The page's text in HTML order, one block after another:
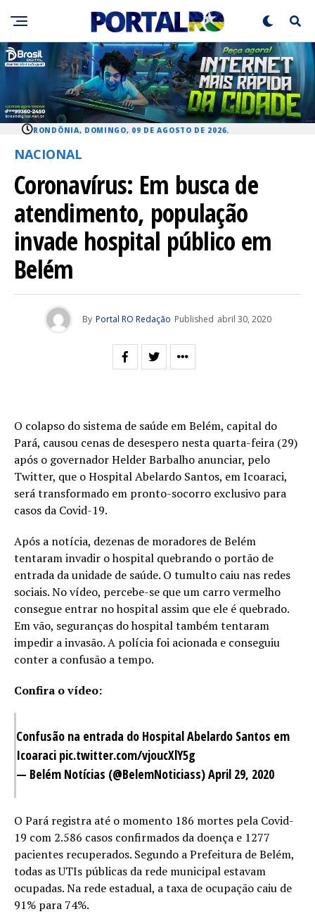
RONDÔNIA, DOMINGO, 09 DE AGOSTO DE 2026.
NACIONAL
Coronavírus: Em busca de
atendimento, população
invade hospital público em
Belém
By Portal RO Redação Published abril 30, 2020
O colapso do sistema de saúde em Belém, capital do
Pará, causou cenas de desespero nesta quarta-feira (29)
após o governador Helder Barbalho anunciar, pelo
Twitter, que o Hospital Abelardo Santos, em Icoaraci,
será transformado em pronto-socorro exclusivo para
casos da Covid-19.
Após a notícia, dezenas de moradores de Belém
tentaram invadir o hospital quebrando o portão de
entrada da unidade de saúde. O tumulto caiu nas redes
sociais. No vídeo, percebe-se que um carro vermelho
consegue entrar no hospital assim que ele é quebrado.
Em vão, seguranças do hospital também tentaram
impedir a invasão. A polícia foi acionada e conseguiu
conter a confusão a tempo.
Confira o vídeo:
Confusão na entrada do Hospital Abelardo Santos em
Icoaraci pic.twitter.com/vjoucXlY5g
— Belém Notícias (@BelemNoticiass)April 29, 2020
O Pará registra até o momento 186 mortes pela Covid-
19 com 2.586 casos confirmados da doença e 1277
pacientes recuperados. Segundo a Prefeitura de Belém,
todas as UTIs públicas da rede municipal estavam
ocupadas. Na rede estadual, a taxa de ocupação caiu de
91% para 74%.